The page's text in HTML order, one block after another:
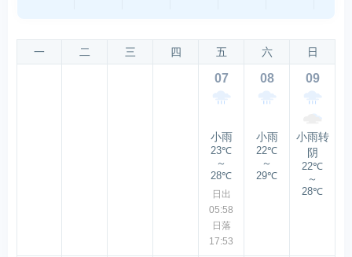
一 二 三 四 五 六 日
07
小雨
23℃
～
28℃
日出
05:58
日落
17:53
08
小雨
22℃
～
29℃
09
小雨转
阴
22℃
～
28℃